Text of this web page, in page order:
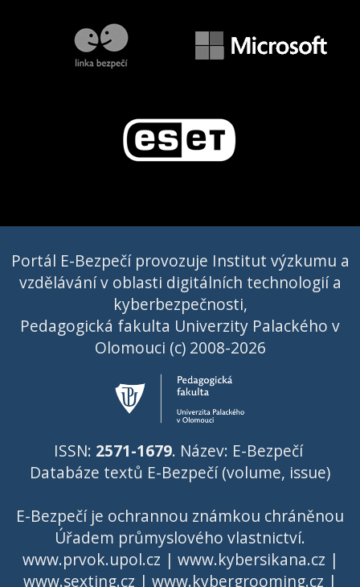
Portál E-Bezpečí provozuje Institut výzkumu a
vzdělávání v oblasti digitálních technologií a
kyberbezpečnosti,
Pedagogická fakulta Univerzity Palackého v
Olomouci (c) 2008-2026
ISSN: 2571-1679. Název: E-Bezpečí
Databáze textů E-Bezpečí (volume, issue)
E-Bezpečí je ochrannou známkou chráněnou
Úřadem průmyslového vlastnictví.
www.prvok.upol.cz | www.kybersikana.cz |
www.sexting.cz | www.kybergrooming.cz |